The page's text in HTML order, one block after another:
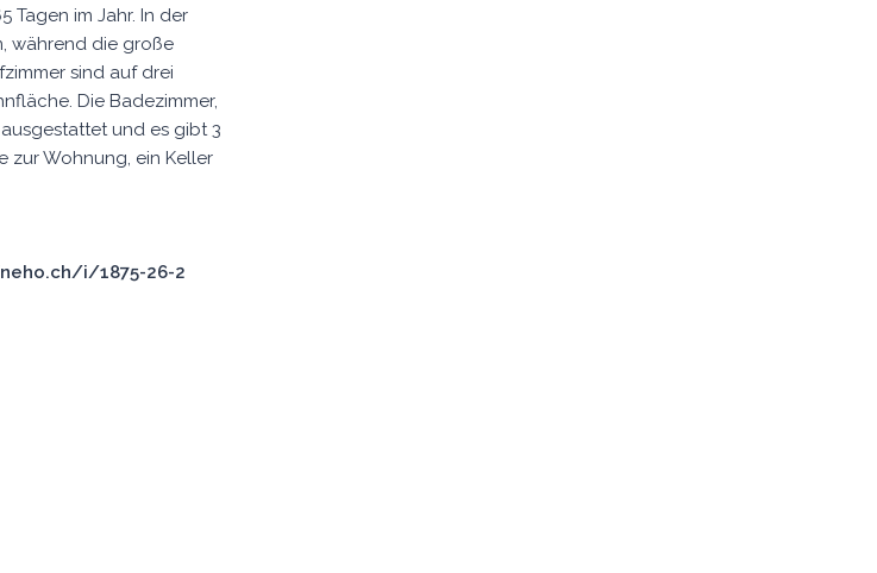
Tagen im Jahr. In der
während die große
sind auf drei
Die Badezimmer,
und es gibt 3
zur Wohnung, ein Keller
neho.ch/i/1875-26-2